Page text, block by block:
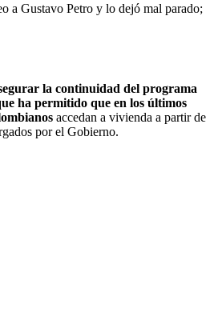
a Gustavo Petro y lo dejó mal parado;
la continuidad del programa
ha permitido que en los últimos
accedan a vivienda a partir de
por el Gobierno.